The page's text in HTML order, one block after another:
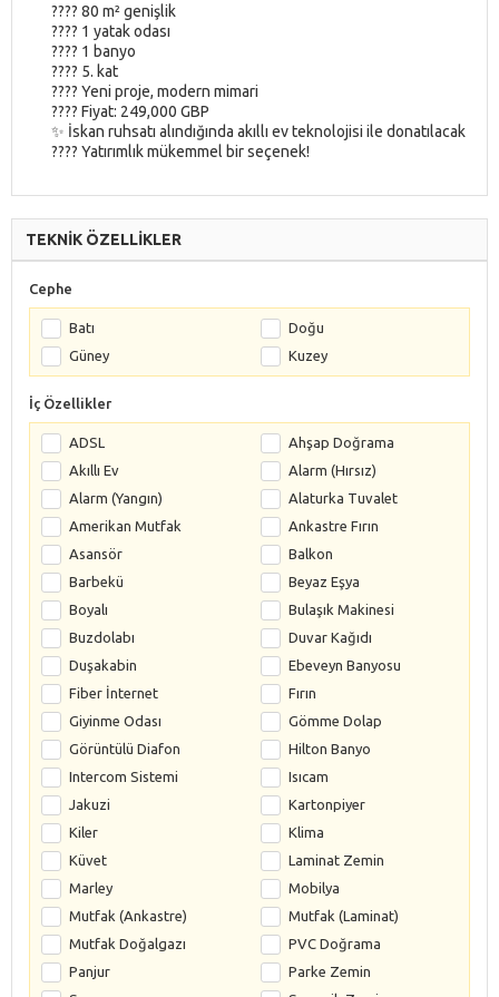
???? 80 m² genişlik
????️ 1 yatak odası
???? 1 banyo
???? 5. kat
???? Yeni proje, modern mimari
???? Fiyat: 249,000 GBP
✨ İskan ruhsatı alındığında akıllı ev teknolojisi ile donatılacak
???? Yatırımlık mükemmel bir seçenek!
TEKNİK ÖZELLİKLER
Cephe
Batı
Doğu
Güney
Kuzey
İç Özellikler
ADSL
Ahşap Doğrama
Akıllı Ev
Alarm (Hırsız)
Alarm (Yangın)
Alaturka Tuvalet
Amerikan Mutfak
Ankastre Fırın
Asansör
Balkon
Barbekü
Beyaz Eşya
Boyalı
Bulaşık Makinesi
Buzdolabı
Duvar Kağıdı
Duşakabin
Ebeveyn Banyosu
Fiber İnternet
Fırın
Giyinme Odası
Gömme Dolap
Görüntülü Diafon
Hilton Banyo
Intercom Sistemi
Isıcam
Jakuzi
Kartonpiyer
Kiler
Klima
Küvet
Laminat Zemin
Marley
Mobilya
Mutfak (Ankastre)
Mutfak (Laminat)
Mutfak Doğalgazı
PVC Doğrama
Panjur
Parke Zemin